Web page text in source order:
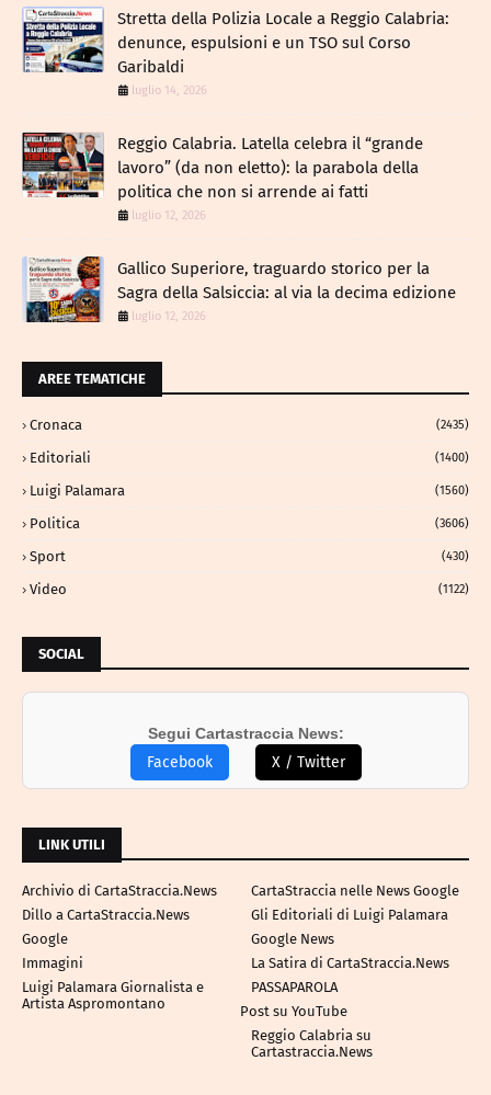
​Stretta della Polizia Locale a Reggio Calabria:
denunce, espulsioni e un TSO sul Corso
Garibaldi
luglio 14, 2026
Reggio Calabria. Latella celebra il “grande
lavoro” (da non eletto): la parabola della
politica che non si arrende ai fatti
luglio 12, 2026
Gallico Superiore, traguardo storico per la
Sagra della Salsiccia: al via la decima edizione
luglio 12, 2026
AREE TEMATICHE
Cronaca (2435)
Editoriali (1400)
Luigi Palamara (1560)
Politica (3606)
Sport (430)
Video (1122)
SOCIAL
Segui Cartastraccia News:
Facebook X / Twitter
LINK UTILI
Archivio di CartaStraccia.News
CartaStraccia nelle News Google
Dillo a CartaStraccia.News
Gli Editoriali di Luigi Palamara
Google
Google News
Immagini
La Satira di CartaStraccia.News
Luigi Palamara Giornalista e
Artista Aspromontano
PASSAPAROLA
Post su YouTube
Reggio Calabria su
Cartastraccia.News